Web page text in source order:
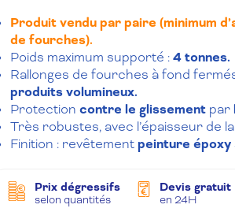
Produit vendu par paire (minimum
de fourches).
Poids maximum supporté :4 tonnes.
Rallonges de fourches à fond
produits volumineux.
Protection contre le glissement par
Très robustes, avec l’épaisseur de
Finition : revêtementpeinture époxy
Prix dégressifs
selon quantités
Devis gratuit
en 24H